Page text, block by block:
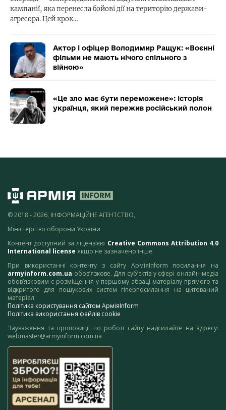
кампанії, яка перенесла бойові дії на територію держави-
агресора. Цей крок…
Актор і офіцер Володимир Ращук: «Воєнні
фільми не мають нічого спільного з
війною»
«Це зло має бути переможене»: історія
українця, який пережив російський полон
© 2018 - 2026, ІНФОРМАЦІЙНЕ АГЕНТСТВО,
Міністерство оборони України
Контент доступний за ліцензією Creative Commons Attribution 4.0
International license якщо не зазначено інше.
При використанні контенту з сайту АрміяInform посилання на
armyinform.com.ua обов’язкове. Для суб’єктів у сфері онлайн-медіа
обов’язковим є розміщення у першому абзаці матеріалу прямого та
відкритого для пошукових систем гіперпосилання на цитований
матеріал.
Політика користування сайтом АрміяInform
Політика використання файлів cookie
Зауваження та пропозиції по роботі сайту надсилайте на адресу:
webmaster@armyinform.com.ua